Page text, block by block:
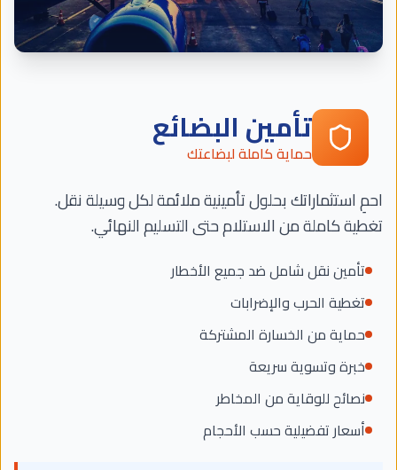
تأمين البضائع
حماية كاملة لبضاعتك
احمِ استثماراتك بحلول تأمينية ملائمة لكل وسيلة نقل.
تغطية كاملة من الاستلام حتى التسليم النهائي.
تأمين نقل شامل ضد جميع الأخطار
تغطية الحرب والإضرابات
حماية من الخسارة المشتركة
خبرة وتسوية سريعة
نصائح للوقاية من المخاطر
أسعار تفضيلية حسب الأحجام